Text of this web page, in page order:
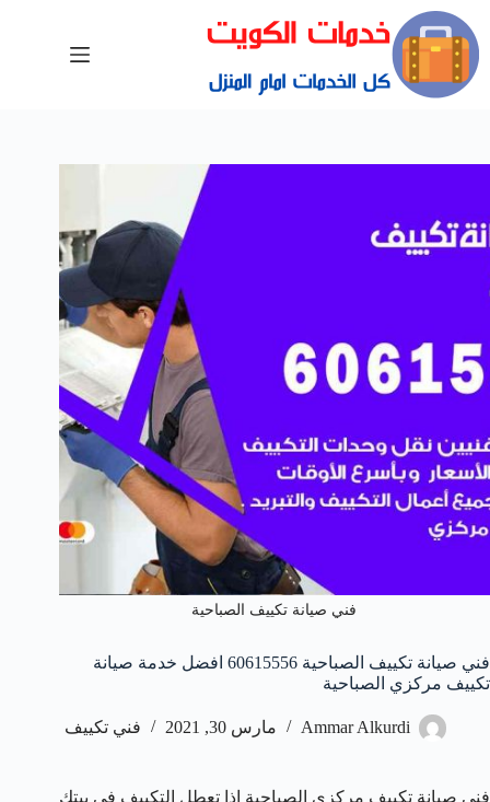
فني صيانة تكييف الصباحية
فني صيانة تكييف الصباحية 60615556 افضل خدمة صيانة
تكييف مركزي الصباحية
Ammar Alkurdi مارس 30, 2021 فني تكييف
فني صيانة تكييف مركزي الصباحية اذا تعطل التكييف في بيتك